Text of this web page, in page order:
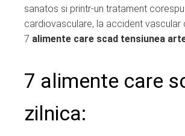
sanatos si printr-un tratament
cardiovasculare, la accident vascular
7 alimente care scad tensiunea
7 alimente care
zilnica: